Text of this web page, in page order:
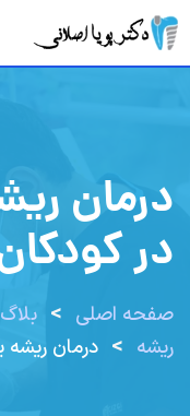
پرش
محتوا
درمان
در
صفحه اصلی > بلاگ
ریشه > درمان